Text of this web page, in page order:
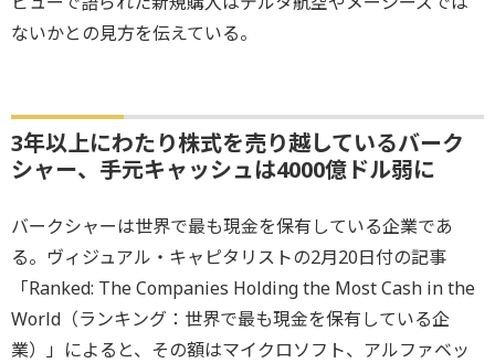
ないかとの見方を伝えている。
3年以上にわたり株式を売り越しているバーク
シャー、手元キャッシュは4000億ドル弱に
バークシャーは世界で最も現金を保有している企業であ
る。ヴィジュアル・キャピタリストの2月20日付の記事
「Ranked: The Companies Holding the Most Cash in the
World（ランキング：世界で最も現金を保有している企
業）」によると、その額はマイクロソフト、アルファベッ